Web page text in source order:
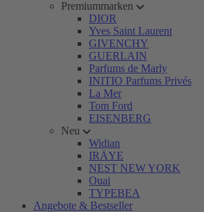
Premiummarken
DIOR
Yves Saint Laurent
GIVENCHY
GUERLAIN
Parfums de Marly
INITIO Parfums Privés
La Mer
Tom Ford
EISENBERG
Neu
Widian
IRÄYE
NEST NEW YORK
Ouai
TYPEBEA
Angebote & Bestseller